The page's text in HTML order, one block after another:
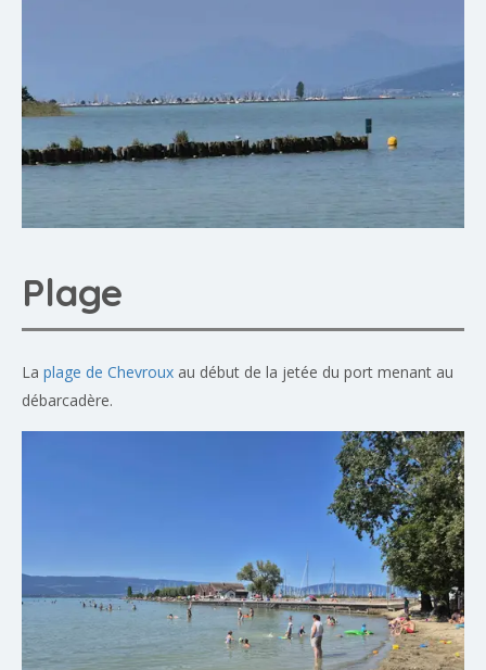
Plage
La plage de Chevroux au début de la jetée du port menant au
débarcadère.